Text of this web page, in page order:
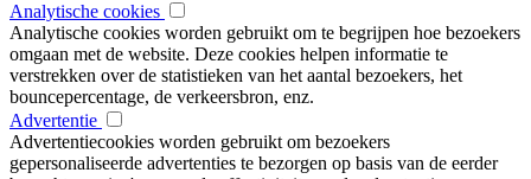
Analytische cookies
Analytische cookies worden gebruikt om te begrijpen hoe bezoekers
omgaan met de website. Deze cookies helpen informatie te
verstrekken over de statistieken van het aantal bezoekers, het
bouncepercentage, de verkeersbron, enz.
Advertentie
Advertentiecookies worden gebruikt om bezoekers
gepersonaliseerde advertenties te bezorgen op basis van de eerder